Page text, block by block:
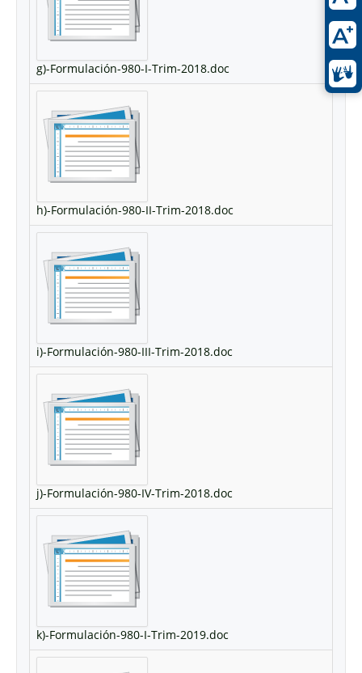
g)-Formulación-980-I-Trim-2018.doc
h)-Formulación-980-II-Trim-2018.doc
i)-Formulación-980-III-Trim-2018.doc
j)-Formulación-980-IV-Trim-2018.doc
k)-Formulación-980-I-Trim-2019.doc